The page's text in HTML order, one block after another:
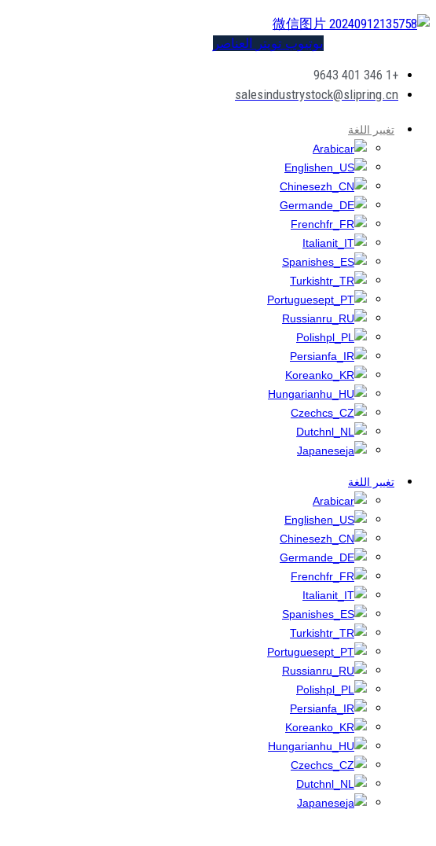
يوتيوب تويتر العناصر
+1 346 401 9643
salesindustrystock@slipring.cn
تغيير اللغة
Arabic
English
Chinese
German
French
Italian
Spanish
Turkish
Portuguese
Russian
Polish
Persian
Korean
Hungarian
Czech
Dutch
Japanese
تغيير اللغة
Arabic
English
Chinese
German
French
Italian
Spanish
Turkish
Portuguese
Russian
Polish
Persian
Korean
Hungarian
Czech
Dutch
Japanese